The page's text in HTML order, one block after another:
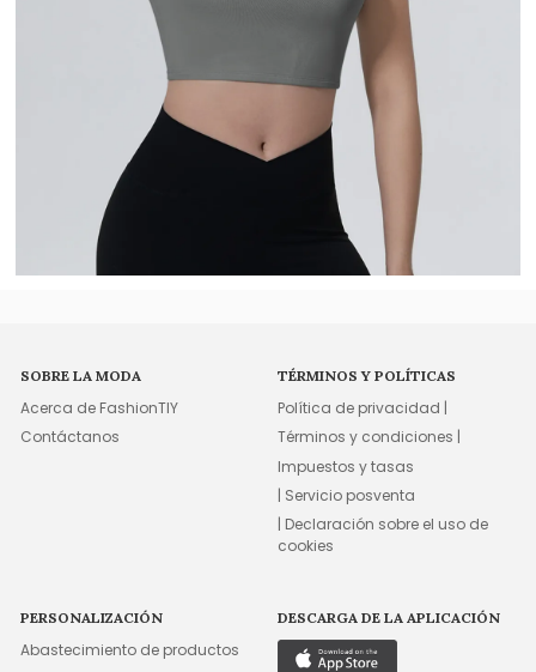
SOBRE LA MODA
Acerca de FashionTIY
Contáctanos
TÉRMINOS Y POLÍTICAS
Política de privacidad |
Términos y condiciones |
Impuestos y tasas
| Servicio posventa
| Declaración sobre el uso de
cookies
PERSONALIZACIÓN
Abastecimiento de productos
DESCARGA DE LA APLICACIÓN